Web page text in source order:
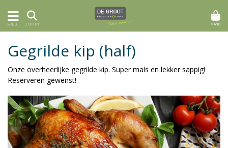
MENU ZOEKEN MAND
Gegrilde kip (half)
Onze overheerlijke gegrilde kip. Super mals en lekker sappig!
Reserveren gewenst!